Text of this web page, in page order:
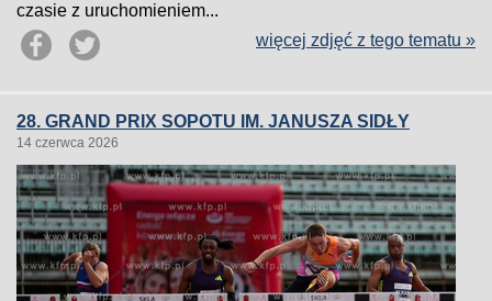
czasie z uruchomieniem...
więcej zdjęć z tego tematu »
28. GRAND PRIX SOPOTU IM. JANUSZA SIDŁY
14 czerwca 2026